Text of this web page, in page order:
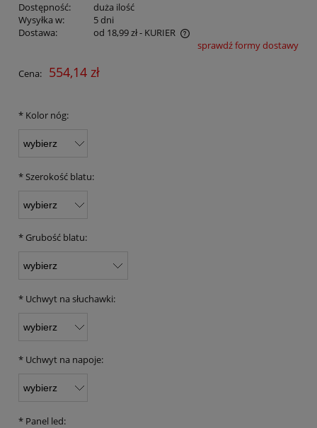
Dostępność:
duża ilość
Wysyłka w:
5 dni
Dostawa:
od 18,99 zł- KURIER
Cena nie zawiera ewentualnych kosztów płatnościsprawdź formy dostawy
Cena: 554,14 zł
* Kolor nóg:
*Szerokość blatu:
* Grubość blatu:
* Uchwyt na słuchawki:
* Uchwyt na napoje:
* Panel led: